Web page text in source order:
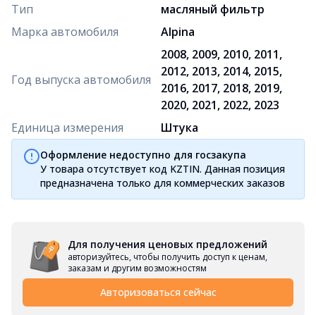
Тип
масляный фильтр
Марка автомобиля
Alpina
Год выпуска автомобиля
2008, 2009, 2010, 2011,
2012, 2013, 2014, 2015,
2016, 2017, 2018, 2019,
2020, 2021, 2022, 2023
Единица измерения
Штука
Оформление недоступно для госзакупа
У товара отсутствует код KZTIN. Данная позиция
предназначена только для коммерческих заказов
Для получения ценовых предложений
авторизуйтесь, чтобы получить доступ к ценам,
заказам и другим возможностям
Авторизоваться сейчас